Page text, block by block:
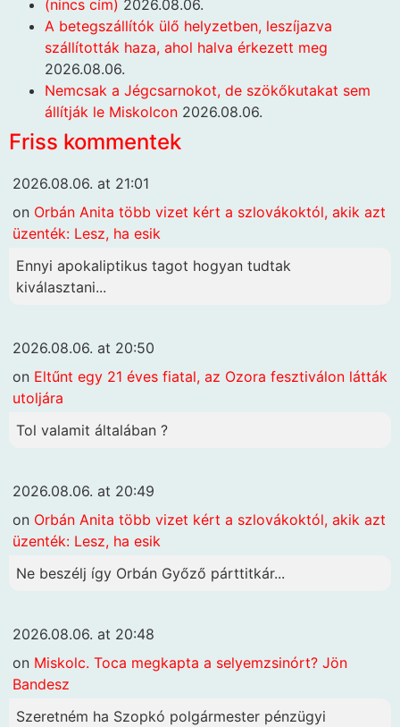
(nincs cím) 2026.08.06.
A betegszállítók ülő helyzetben, leszíjazva
szállították haza, ahol halva érkezett meg
2026.08.06.
Nemcsak a Jégcsarnokot, de szökőkutakat sem
állítják le Miskolcon 2026.08.06.
Friss kommentek
2026.08.06. at 21:01
on Orbán Anita több vizet kért a szlovákoktól, akik azt
üzenték: Lesz, ha esik
Ennyi apokaliptikus tagot hogyan tudtak
kiválasztani...
2026.08.06. at 20:50
on Eltűnt egy 21 éves fiatal, az Ozora fesztiválon látták
utoljára
Tol valamit általában ?
2026.08.06. at 20:49
on Orbán Anita több vizet kért a szlovákoktól, akik azt
üzenték: Lesz, ha esik
Ne beszélj így Orbán Győző párttitkár...
2026.08.06. at 20:48
on Miskolc. Toca megkapta a selyemzsinórt? Jön
Bandesz
Szeretném ha Szopkó polgármester pénzügyi